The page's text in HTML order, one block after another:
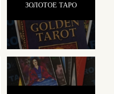
ЗОЛОТОЕ ТАРО